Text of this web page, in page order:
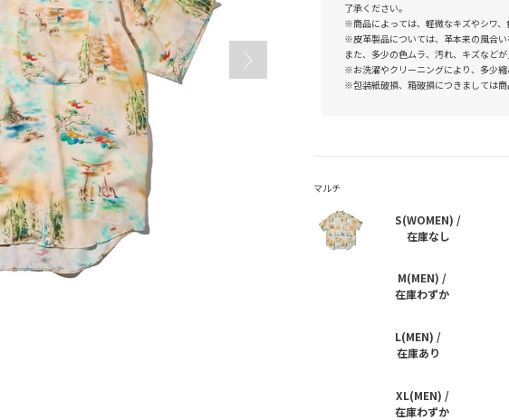
了承ください。
※商品によっては、軽微なキズやシワ、
※皮革製品については、革本来の風合い
また、多少の色ムラ、汚れ、キズなどが
※お洗濯やクリーニングにより、多少縮
※包装紙破損、箱破損につきましては商
S(WOMEN) /
在庫なし
M(MEN) /
在庫わずか
L(MEN) /
在庫あり
XL(MEN) /
在庫わずか